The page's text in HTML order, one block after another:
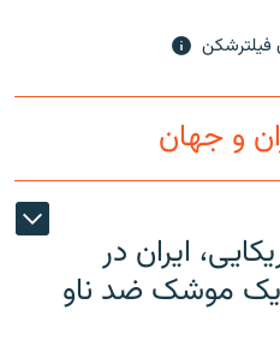
و جهان
ایران در
یک موشک ضد ناو